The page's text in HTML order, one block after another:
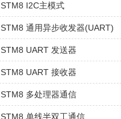
STM8 I2C主模式
STM8 通用异步收发器(UART)
STM8 UART 发送器
STM8 UART 接收器
STM8 多处理器通信
STM8 单线半双工通信